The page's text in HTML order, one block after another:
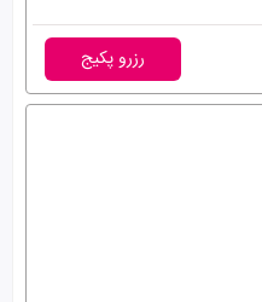
رزرو پکیج